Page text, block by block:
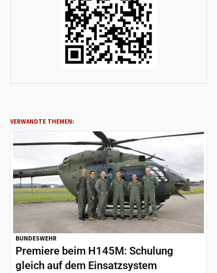
VERWANDTE THEMEN:
BUNDESWEHR
Premiere beim H145M: Schulung
gleich auf dem Einsatzsystem